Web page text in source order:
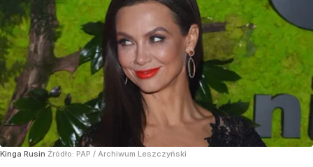
Kinga Rusin Źródło: PAP / Archiwum Leszczyński